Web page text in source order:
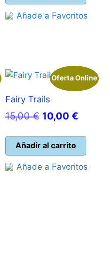
era:
69,99 €.
es:
59,95
Añade a Favoritos
Oferta Online
Fairy Trails
15,00€ El
original
era:
15,00 €.
10,00 €El
es:
10,00
Añadir al carrito
Añade a Favoritos